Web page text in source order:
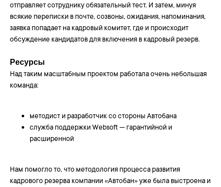
отправляет сотруднику обязательный тест. И затем, минуя
всякие переписки в почте, созвоны, ожидания, напоминания,
заявка попадает на кадровый комитет, где и происходит
обсуждение кандидатов для включения в кадровый резерв.
Ресурсы
Над таким масштабным проектом работала очень небольшая
команда:
методист и разработчик со стороны Автобана
служба поддержки Websoft — гарантийной и
расширенной
Нам помогло то, что методология процесса развития
кадрового резерва компании «Автобан» уже была выстроена и